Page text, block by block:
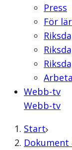
Press
För
Webb-tv
Webb-tv
Start
Dokument